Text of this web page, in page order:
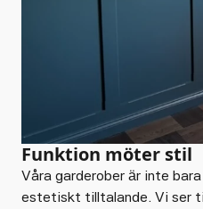
Funktion möter stil
Våra garderober är inte
estetiskt tilltalande. Vi ser